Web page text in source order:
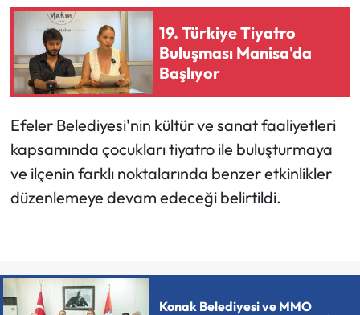
19. Türkiye Tiyatro
Buluşması Manisa'da
Başlıyor
Efeler Belediyesi'nin kültür ve sanat faaliyetleri
kapsamında çocukları tiyatro ile buluşturmaya
ve ilçenin farklı noktalarında benzer etkinlikler
düzenlemeye devam edeceği belirtildi.
Konak Belediyesi ve MMO